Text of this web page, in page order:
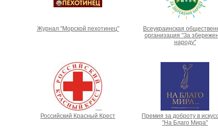
Журнал "Морской пехотинец"
Всеукраинская
организация "За
народу"
Российский Красный Крест
Премия за доброту в
"На Благо Мира"